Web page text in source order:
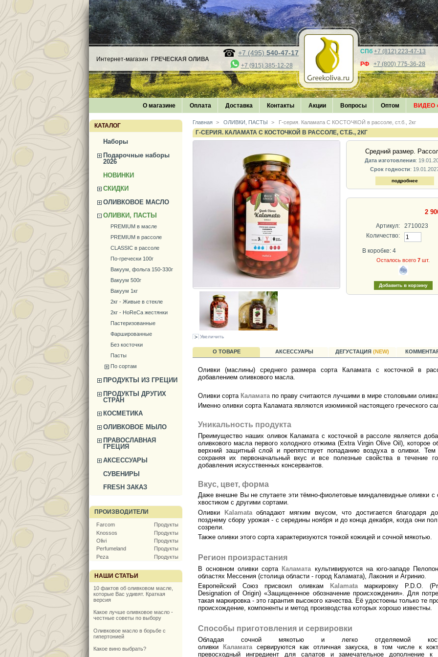
Интернет-магазин ГРЕЧЕСКАЯ ОЛИВА
+7 (495) 540-47-17
+7 (915) 385-12-28
СПб +7 (812) 223-47-13
РФ +7 (800) 775-36-28
О магазине Оплата Доставка Контакты Акции Вопросы Оптом ВИДЕО
КАТАЛОГ
Наборы
Подарочные наборы
2026
НОВИНКИ
СКИДКИ
ОЛИВКОВОЕ МАСЛО
ОЛИВКИ, ПАСТЫ
PREMIUM в масле
PREMIUM в рассоле
CLASSIC в рассоле
По-гречески 100г
Вакуум, фольга 150-330г
Вакуум 500г
Вакуум 1кг
2кг - Живые в стекле
2кг - HoReCa жестянки
Пастеризованные
Фаршированные
Без косточки
Пасты
По сортам
ПРОДУКТЫ ИЗ ГРЕЦИИ
ПРОДУКТЫ ДРУГИХ
СТРАН
КОСМЕТИКА
ОЛИВКОВОЕ МЫЛО
ПРАВОСЛАВНАЯ
ГРЕЦИЯ
АКСЕССУАРЫ
СУВЕНИРЫ
FRESH ЗАКАЗ
ПРОИЗВОДИТЕЛИ
Farcom
Продукты
Knossos
Продукты
Olivi
Продукты
Perfumeland
Продукты
Peza
Продукты
НАШИ СТАТЬИ
10 фактов об оливковом масле,
которые Вас удивят. Краткая
версия
Какое лучше оливковое масло -
честные советы по выбору
Оливковое масло в борьбе с
гипертонией
Какое вино выбрать?
Главная > ОЛИВКИ, ПАСТЫ > Г-серия. Каламата С КОСТОЧКОЙ в рассоле, ст.б., 2кг
Г-СЕРИЯ. КАЛАМАТА С КОСТОЧКОЙ В РАССОЛЕ, СТ.Б., 2КГ
Увеличить
Средний размер.
Дата изготовления:
Срок годности:
подробнее
2
Артикул:
2710023
Количество:
В коробке: 4
Осталось всего7 шт.
О ТОВАРЕ АКСЕССУАРЫ ДЕГУСТАЦИЯ (NEW)
Оливки (маслины) среднего размера сорта Каламата с косточкой в
добавлением оливкового масла.
Оливки сорта Каламата по праву считаются лучшими в мире столовыми
Именно оливки сорта Каламата являются изюминкой настоящего греческого
Уникальность продукта
Преимущество наших оливок Каламата с косточкой в рассоле является
оливкового масла первого холодного отжима (Extra Virgin Olive Oil), которое
верхний защитный слой и препятствует попаданию воздуха в оливки.
сохраняя их первоначальный вкус и все полезные свойства в течение
добавления искусственных консервантов.
Вкус, цвет, форма
Даже внешне Вы не спутаете эти тёмно-фиолетовые миндалевидные оливки с
хвостиком с другими сортами.
Оливки
Kalamataобладают мягким вкусом, что достигается благодаря
позднему сбору урожая - с середины ноября и до конца декабря, когда они
созрели.
Также оливки этого сорта характеризуются тонкой кожицей и сочной мякотью.
Регион произрастания
В основном оливки сорта Каламата культивируются на юго-западе
областях Мессения (столица области - город Каламата), Лакония и Агринио.
Европейский Союз присвоил оливкам
Kalamataмаркировку P.D.O.
Designation of Origin) «Защищеннное обозначение происхождения». Для
такая маркировка - это гарантия высокого качества. Её удостоены только те
происхождение, компоненты и метод производства которых хорошо известны.
Способы приготовления и сервировки
Обладая сочной мякотью и легко отделяемой
оливки
Каламата сервируются как отличная закуска, в том числе к
превосходный ингредиент для салатов и замечательное дополнение к